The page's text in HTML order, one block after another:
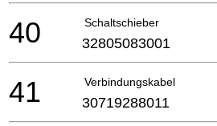
Schaltschieber
40 32805083001
Verbindungskabel
41 30719288011